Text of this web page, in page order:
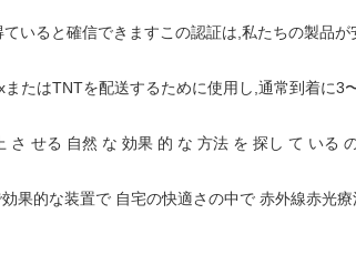
ると確信できますこの認証は,私たちの製品が
たはTNTを配送するために使用し,通常到着に3
せる 自然 な 効果 的 な 方法 を 探し て いる
的な装置で 自宅の快適さの中で 赤外線赤光